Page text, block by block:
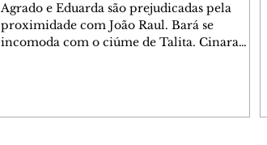
Agrado e Eduarda são prejudicadas pela
proximidade com João Raul. Bará se
incomoda com o ciúme de Talita. Cinara